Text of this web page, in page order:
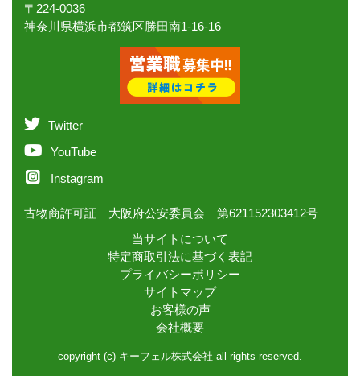
〒224-0036
神奈川県横浜市都筑区勝田南1-16-16
Twitter
YouTube
Instagram
古物商許可証 大阪府公安委員会 第621152303412号
当サイトについて
特定商取引法に基づく表記
プライバシーポリシー
サイトマップ
お客様の声
会社概要
copyright (c) キーフェル株式会社 all rights reserved.